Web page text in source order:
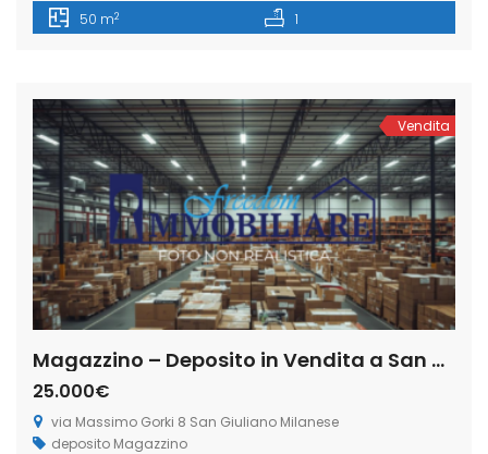
“Serpenthouse”, proponiamo locale completamente
seminterrato finestrato, si inserisce in un contesto signorile
e curato, con portineria attiva […]
50 m2 1
Vendita
Magazzino – Deposito in Vendita a San Giuliano Milanese (Rif. SGM60)
25.000€
via Massimo Gorki 8 San Giuliano Milanese
deposito Magazzino